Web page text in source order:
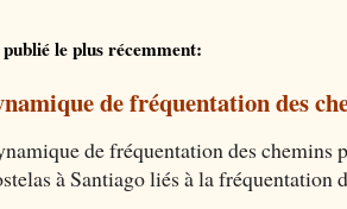
le plus récemment:
de fréquentation des
de fréquentation des chemins
à Santiago liés à la fréquentation